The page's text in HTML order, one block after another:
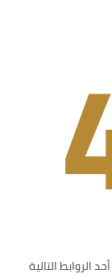
التالية